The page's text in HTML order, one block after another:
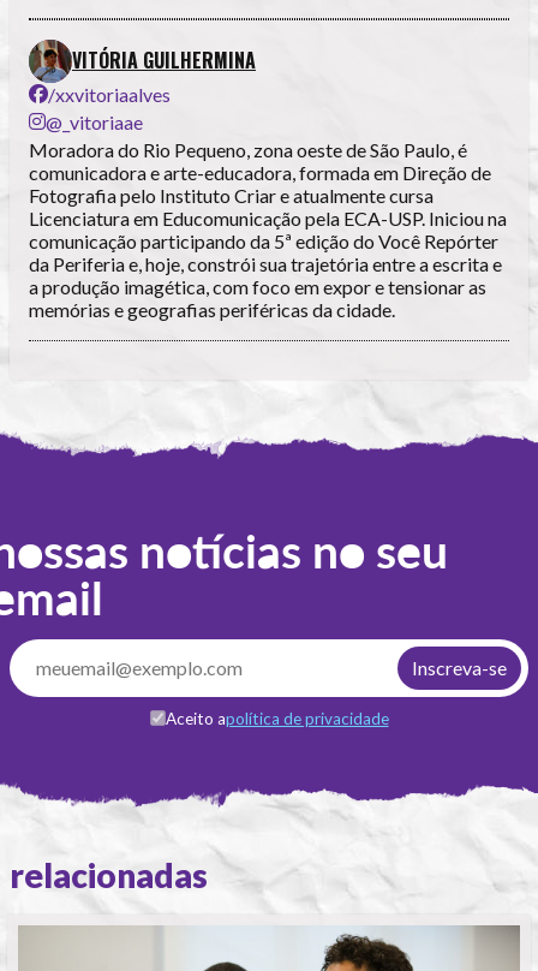
VITÓRIA GUILHERMINA
/xxvitoriaalves
@_vitoriaae
Moradora do Rio Pequeno, zona oeste de São Paulo, é
comunicadora e arte-educadora, formada em Direção de
Fotografia pelo Instituto Criar e atualmente cursa
Licenciatura em Educomunicação pela ECA-USP. Iniciou na
comunicação participando da 5ª edição do Você Repórter
da Periferia e, hoje, constrói sua trajetória entre a escrita e
a produção imagética, com foco em expor e tensionar as
memórias e geografias periféricas da cidade.
notícias no seu
Aceito apolítica de privacidade
relacionadas